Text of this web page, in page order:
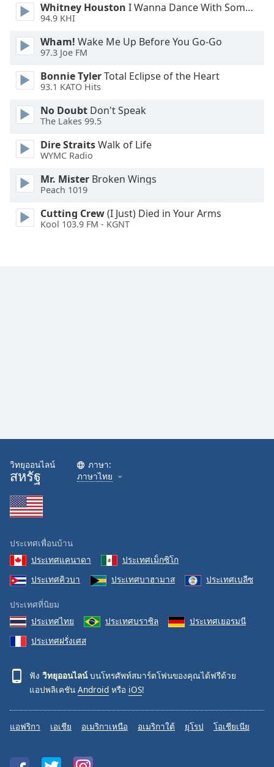
Area
Background
Color
Opacity
Font
Text
Style
Family
Whitney Houston I Wanna Dance With Somebody
94.9 KHI
Wham! Wake Me Up Before You Go-Go
97.3 Joe FM
Bonnie TylerTotal Eclipse of the Heart
93.1 KATO Hits
No Doubt Don't Speak
The Lakes 99.5
Dire StraitsWalk of Life
WYMC Radio
Mr. Mister Broken Wings
Peach 1019
Cutting Crew(I Just) Died in Your Arms
Kool 103.9 FM - KGNT
วิทยุออนไลน์
สหรัฐ
ภาษา:
ภาษาไทย
ประเทศเพื่อนบ้าน
ประเทศแคนาดา
ประเทศเม็กซิโก
ประเทศคิวบา
ประเทศบาฮามาส ประเทศเบลีซ
ประเทศที่นิยม
ประเทศไทย
ประเทศบราซิล
ประเทศเยอรมนี
ประเทศฝรั่งเศส
ฟัง วิทยุออนไลน์บนโทรศัพท์สมาร์ตโฟนของคุณได้ฟรีด้วย
แอปพลิเคชัน Android หรือ iOS!
แอฟริกา เอเชีย อเมริกาเหนือ อเมริกาใต้ ยุโรป โอเชียเนีย